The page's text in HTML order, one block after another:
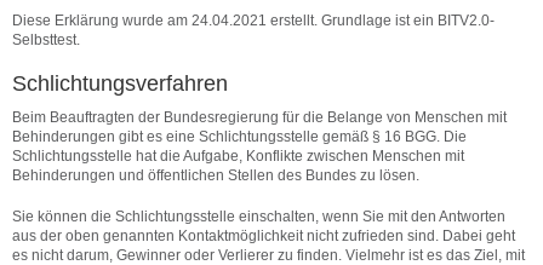
Diese Erklärung wurde am 24.04.2021 erstellt. Grundlage ist ein BITV2.0-
Selbsttest.
Schlichtungsverfahren
Beim Beauftragten der Bundesregierung für die Belange von Menschen mit
Behinderungen gibt es eine Schlichtungsstelle gemäß § 16 BGG. Die
Schlichtungsstelle hat die Aufgabe, Konflikte zwischen Menschen mit
Behinderungen und öffentlichen Stellen des Bundes zu lösen.
Sie können die Schlichtungsstelle einschalten, wenn Sie mit den Antworten
aus der oben genannten Kontaktmöglichkeit nicht zufrieden sind. Dabei geht
es nicht darum, Gewinner oder Verlierer zu finden. Vielmehr ist es das Ziel, mit